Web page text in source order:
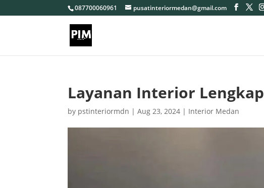
087700060961 pusatinteriormedan@gmail.com
Layanan Interior Lengkap
by pstinteriormdn |Aug 23, 2024 | Interior Medan